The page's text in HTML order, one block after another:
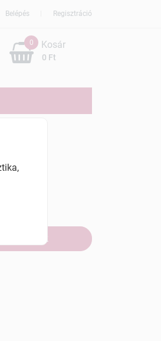
Regisztráció
Belépés
0
0 Ft
Kosár